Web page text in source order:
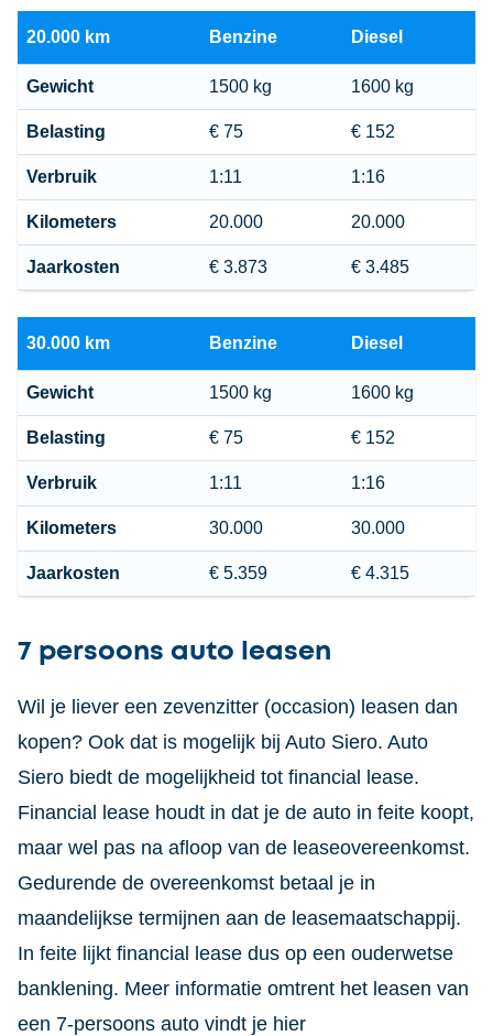
20.000 km Benzine Diesel
Gewicht 1500 kg 1600 kg
Belasting € 75 € 152
Verbruik 1:11 1:16
Kilometers 20.000 20.000
Jaarkosten € 3.873 € 3.485
30.000 km Benzine Diesel
Gewicht 1500 kg 1600 kg
Belasting € 75 € 152
Verbruik 1:11 1:16
Kilometers 30.000 30.000
Jaarkosten € 5.359 € 4.315
7 persoons auto leasen
Wil je liever een zevenzitter (occasion) leasen dan
kopen? Ook dat is mogelijk bij Auto Siero. Auto
Siero biedt de mogelijkheid tot financial lease.
Financial lease houdt in dat je de auto in feite koopt,
maar wel pas na afloop van de leaseovereenkomst.
Gedurende de overeenkomst betaal je in
maandelijkse termijnen aan de leasemaatschappij.
In feite lijkt financial lease dus op een ouderwetse
banklening. Meer informatie omtrent het leasen van
een 7-persoons auto vindt je hier